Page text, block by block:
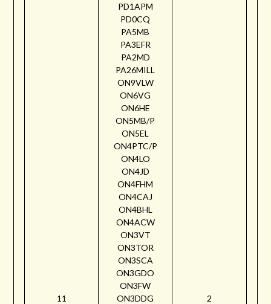
11
PD1APM
PD0CQ
PA5MB
PA3EFR
PA2MD
PA26MILL
ON9VLW
ON6VG
ON6HE
ON5MB/P
ON5EL
ON4PTC/P
ON4LO
ON4JD
ON4FHM
ON4CAJ
ON4BHL
ON4ACW
ON3VT
ON3TOR
ON3SCA
ON3GDO
ON3FW
ON3DDG
2